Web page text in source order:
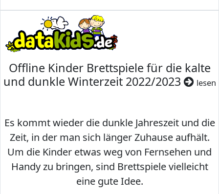
Offline Kinder Brettspiele für die kalte
und dunkle Winterzeit 2022/2023
lesen
Es kommt wieder die dunkle Jahreszeit und die
Zeit, in der man sich länger Zuhause aufhält.
Um die Kinder etwas weg von Fernsehen und
Handy zu bringen, sind Brettspiele vielleicht
eine gute Idee.